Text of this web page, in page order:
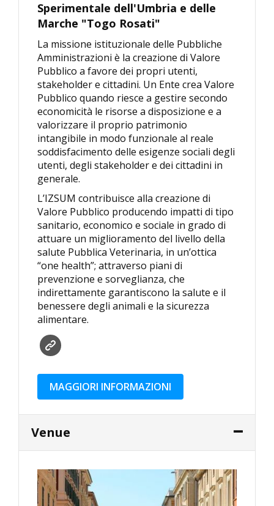
Sperimentale dell'Umbria e delle
Marche "Togo Rosati"
La missione istituzionale delle Pubbliche
Amministrazioni è la creazione di Valore
Pubblico a favore dei propri utenti,
stakeholder e cittadini. Un Ente crea Valore
Pubblico quando riesce a gestire secondo
economicità le risorse a disposizione e a
valorizzare il proprio patrimonio
intangibile in modo funzionale al reale
soddisfacimento delle esigenze sociali degli
utenti, degli stakeholder e dei cittadini in
generale.
L’IZSUM contribuisce alla creazione di
Valore Pubblico producendo impatti di tipo
sanitario, economico e sociale in grado di
attuare un miglioramento del livello della
salute Pubblica Veterinaria, in un’ottica
“one health”; attraverso piani di
prevenzione e sorveglianza, che
indirettamente garantiscono la salute e il
benessere degli animali e la sicurezza
alimentare.
MAGGIORI INFORMAZIONI
Venue